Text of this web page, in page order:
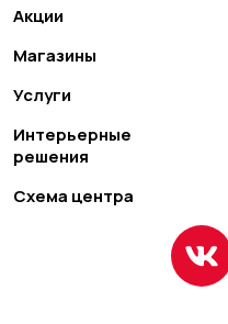
Акции
Магазины
Услуги
Интерьерные
решения
Схема центра